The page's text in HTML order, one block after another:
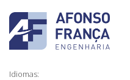
Idiomas: